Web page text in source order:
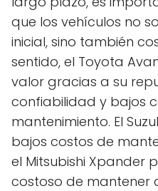
que los vehículos no
inicial, sino también
sentido, el Toyota
valor gracias a su
confiabilidad y bajos
mantenimiento. El
bajos costos de
el Mitsubishi Xpander
costoso de mantener